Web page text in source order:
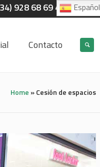
34) 928 68 69 40
Contacto
Home »Cesión de espacios
Español